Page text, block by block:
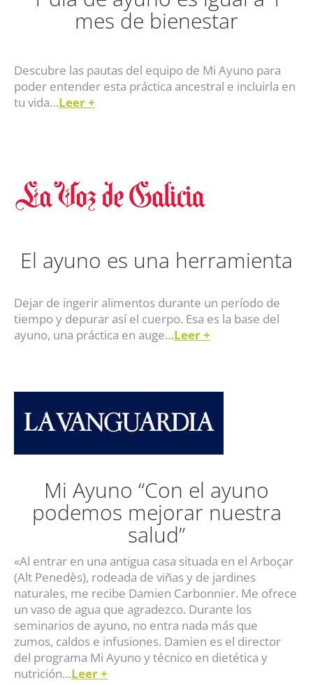
mes de bienestar
Descubre las pautas del equipo de Mi Ayuno para
poder entender esta práctica ancestral e incluirla en
tu vida…Leer+
El ayuno es una herramienta
Dejar de ingerir alimentos durante un período de
tiempo y depurar así el cuerpo. Esa es la base del
ayuno, una práctica en auge…Leer+
Mi Ayuno “Con el ayuno
podemos mejorar nuestra
salud”
«Al entrar en una antigua casa situada en el Arboçar
(Alt Penedès), rodeada de viñas y de jardines
naturales, me recibe Damien Carbonnier. Me ofrece
un vaso de agua que agradezco. Durante los
seminarios de ayuno, no entra nada más que
zumos, caldos e infusiones. Damien es el director
del programa Mi Ayuno y técnico en dietética y
nutrición…Leer+